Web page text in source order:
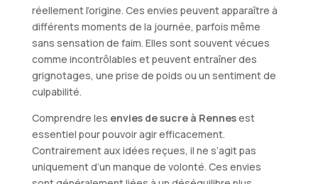
réellement l’origine. Ces envies peuvent apparaître à
différents moments de la journée, parfois même
sans sensation de faim. Elles sont souvent vécues
comme incontrôlables et peuvent entraîner des
grignotages, une prise de poids ou un sentiment de
culpabilité.
Comprendre les envies de sucre à Rennesest
essentiel pour pouvoir agir efficacement.
Contrairement aux idées reçues, il ne s’agit pas
uniquement d’un manque de volonté. Ces envies